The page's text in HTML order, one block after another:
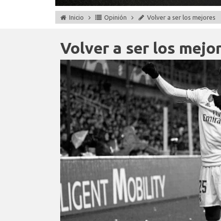
Inicio Opinión Volver a ser los mejores
Volver a ser los